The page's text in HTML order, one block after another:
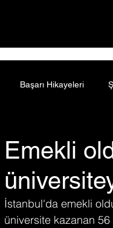
Başarı Hikayeleri
Emekli
İstanbul'da emekli
üniversite kazanan 56